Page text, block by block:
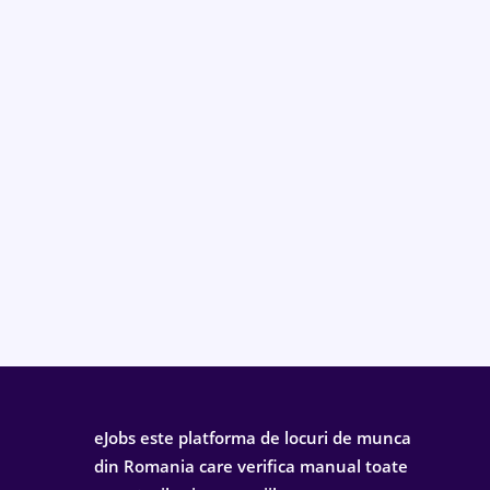
eJobs este platforma de locuri de munca
din Romania care verifica manual toate